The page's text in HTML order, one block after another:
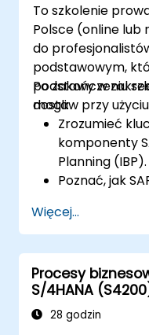
raportowanie i
To szkolenie
Polsce (online lub
do
podstawowym,
podstawy w
dostaw przy użyciu
Po zakończeniu
mogli:
Zrozumieć
komponenty
Planning (IBP).
Poznać, jak
Zapoznać się z
i ich
Zdobyć
korzystaniu z
narzędzi SAP
Więcej...
Procesy
S/4HANA
28 godzin